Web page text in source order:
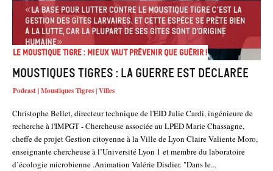
Le moustique Tigre : mieux vaut prévenir que guérir !
Moustiques tigres : la guerre est déclarée
Podcast | Moustiques Tigres | Villes
Christophe Bellet, directeur technique de l'EID Julie Cardi, ingénieure de
recherche à l'IMPGT - Chercheuse associée au LPED Marie Chassagne,
cheffe de projet Gestion citoyenne à la Ville de Lyon Claire Valiente Moro,
enseignante chercheuse à l’Université Lyon 1 et membre du laboratoire
d’écologie microbienne .Animation Valérie Disdier. "Dans le...